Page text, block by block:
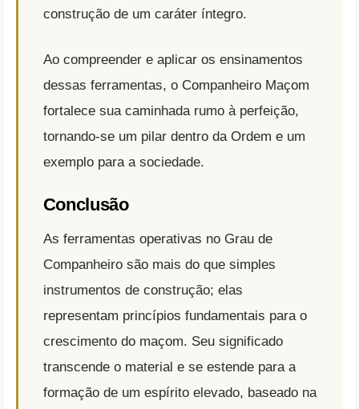
construção de um caráter íntegro.
Ao compreender e aplicar os ensinamentos
dessas ferramentas, o Companheiro Maçom
fortalece sua caminhada rumo à perfeição,
tornando-se um pilar dentro da Ordem e um
exemplo para a sociedade.
Conclusão
As ferramentas operativas no Grau de
Companheiro são mais do que simples
instrumentos de construção; elas
representam princípios fundamentais para o
crescimento do maçom. Seu significado
transcende o material e se estende para a
formação de um espírito elevado, baseado na